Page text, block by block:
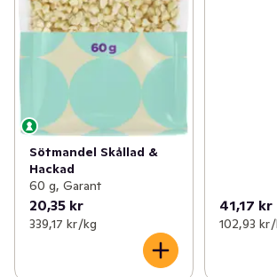
Sötmandel Skållad &
Hackad
60 g, Garant
20,35 kr
339,17 kr /kg
41,17 kr
102,93 kr